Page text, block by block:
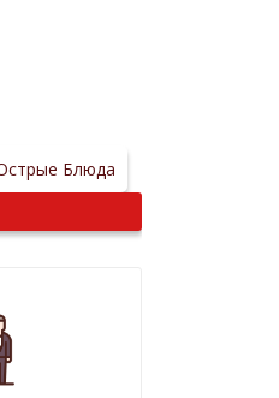
Блюда